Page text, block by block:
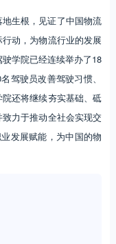
生根，见证了中国物流
动，为物流行业的发展
学院已经连续举办了18
驾驶员改善驾驶习惯、
还将继续夯实基础、砥
力于推动全社会实现交
发展赋能，为中国的物